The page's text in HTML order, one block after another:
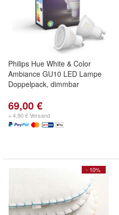
Philips Hue White & Color
Ambiance GU10 LED Lampe
Doppelpack, dimmbar
69,00 €
+ 4,90 € Versand
- 10%